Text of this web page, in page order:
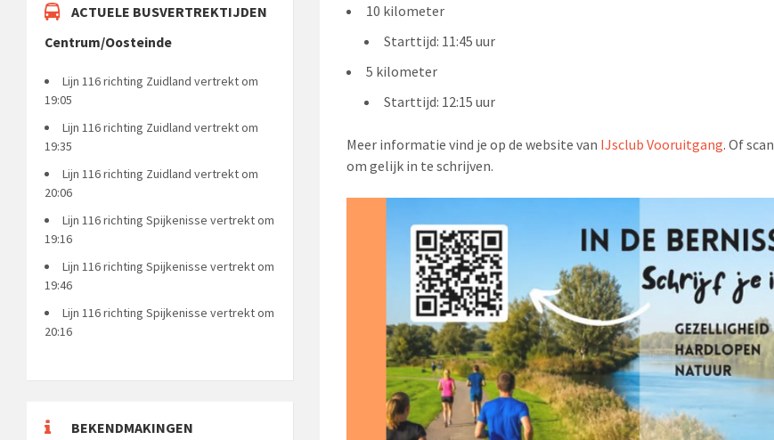
10 kilometer
Starttijd: 11:45 uur
5 kilometer
Starttijd: 12:15 uur
Meer informatie vind je op de website van IJsclub Vooruitgang. Of
om gelijk in te schrijven.
ACTUELE BUSVERTREKTIJDEN
Centrum/Oosteinde
Lijn 116 richting Zuidland vertrekt om
19:05
Lijn 116 richting Zuidland vertrekt om
19:35
Lijn 116 richting Zuidland vertrekt om
20:06
Lijn 116 richting Spijkenisse vertrekt om
19:16
Lijn 116 richting Spijkenisse vertrekt om
19:46
Lijn 116 richting Spijkenisse vertrekt om
20:16
BEKENDMAKINGEN